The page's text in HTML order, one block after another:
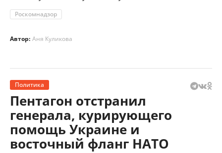
Роскомнадзор
Автор: Аня Куликова
Политика
Пентагон отстранил
генерала, курирующего
помощь Украине и
восточный фланг НАТО